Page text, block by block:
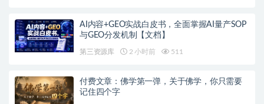
AI内容+GEO实战白皮书，全面掌握AI量产SOP
与GEO分发机制【文档】
第三资源库 2 小时前 511
付费文章：佛学第一弹，关于佛学，你只需要
记住四个字